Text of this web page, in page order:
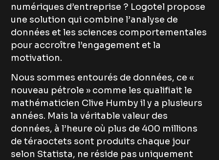
numériques d’entreprise ? Logotel propose
une solution qui combine l’analyse de
données et les sciences comportementales
pour accroître l’engagement et la
motivation.
Nous sommes entourés de données, ce «
nouveau pétrole » comme les qualifiait le
mathématicien Clive Humby il y a plusieurs
années. Mais la véritable valeur des
données, à l’heure où plus de 400 millions
de téraoctets sont produits chaque jour
selon Statista, ne réside pas uniquement